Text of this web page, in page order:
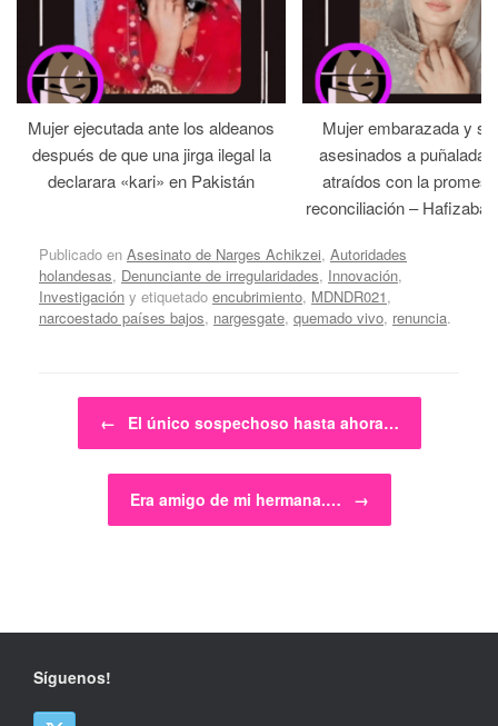
Mujer ejecutada ante los aldeanos
después de que una jirga ilegal la
declarara «kari» en Pakistán
Mujer embarazada y
asesinados a
atraídos con la
reconciliación –
Publicado en Asesinato de Narges Achikzei, Autoridades
holandesas, Denunciante de irregularidades, Innovación,
Investigación y etiquetado encubrimiento, MDNDR021,
narcoestado países bajos, nargesgate, quemado vivo, renuncia.
Navegador de artículos
← El único sospechoso hasta ahora…
Era amigo de mi hermana.… →
Síguenos!